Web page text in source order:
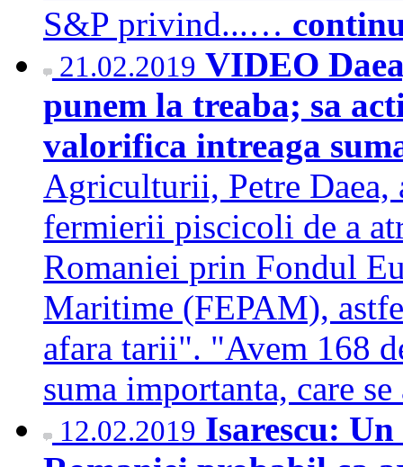
S&P privind...…
21.02.2019 VIDEO
punem la treaba; sa
valorifica intreaga
Agriculturii, Petre Daea,
fermierii piscicoli de a
Romaniei prin Fondul
Maritime (FEPAM),
afara tarii". "Avem 168
suma importanta, care
12.02.2019 Isarescu: